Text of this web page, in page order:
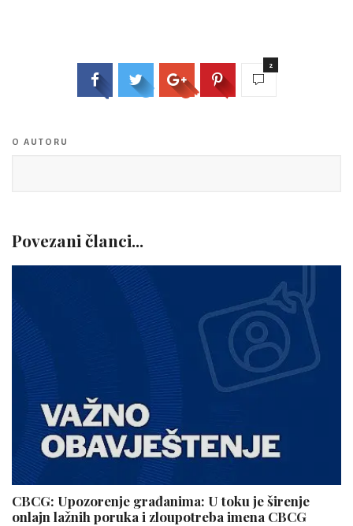
2
O AUTORU
Povezani članci...
CBCG: Upozorenje građanima: U toku je širenje
onlajn lažnih poruka i zloupotreba imena CBCG